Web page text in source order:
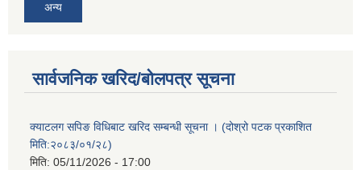
अन्य
सार्वजनिक खरिद/बोलपत्र सूचना
क्याटलग सपिङ विधिबाट खरिद सम्बन्धी सूचना । (दोश्रो पटक प्रकाशित
मिति:२०८३/०१/२८)
मिति: 05/11/2026 - 17:00